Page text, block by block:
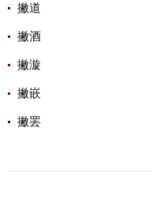
撇道
撇酒
撇漩
撇嵌
撇罢